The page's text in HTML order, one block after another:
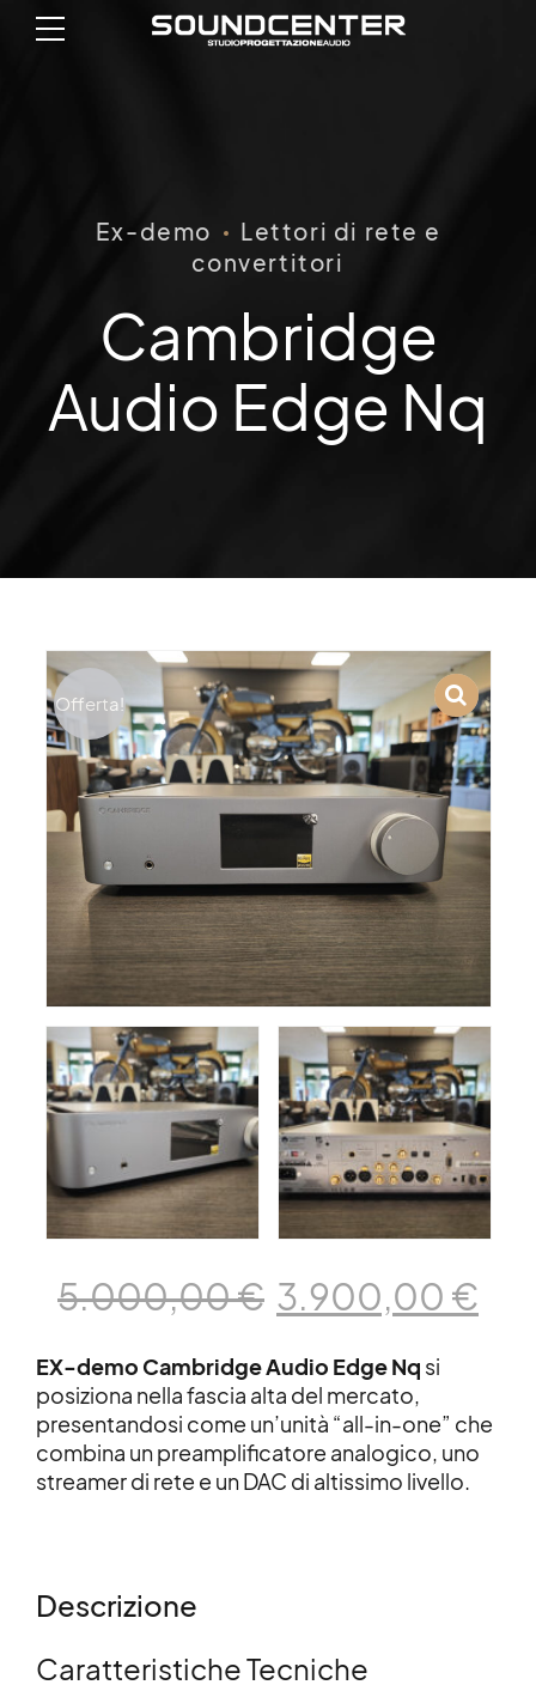
Ex-demo
Lettori di rete e
convertitori
Cambridge
Audio Edge Nq
Offerta!
5.000,00€ Il
prezzo
originale
era:
5.000,00 €.
3.900,00 €
EX-demo Cambridge Audio Edge Nq si
posiziona nella fascia alta del mercato,
presentandosi come un’unità “all-in-one” che
combina un preamplificatore analogico, uno
streamer di rete e un DAC di altissimo livello.
Descrizione
Caratteristiche Tecniche